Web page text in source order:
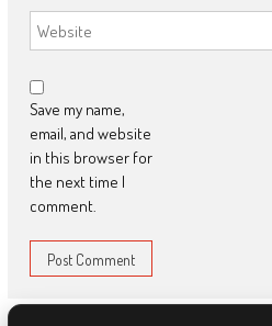
Save my name,
email, and website
in this browser for
the next time I
comment.